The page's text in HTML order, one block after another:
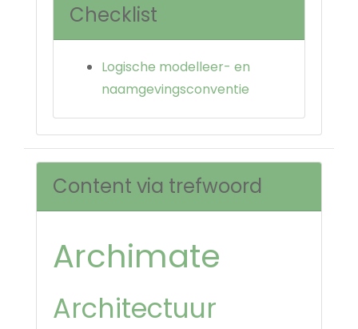
Checklist
Logische modelleer- en
naamgevingsconventie
Content via trefwoord
Archimate
Architectuur